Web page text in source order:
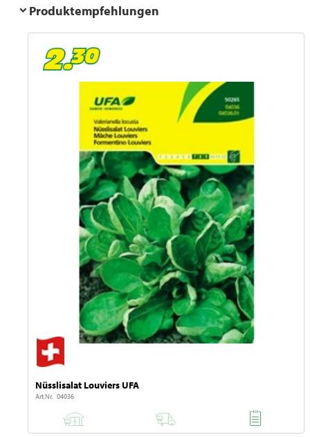
Produktempfehlungen
Nüsslisalat Louviers UFA
Art.Nr. 04036